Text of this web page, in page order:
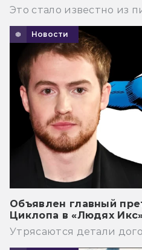
Это стало известно из
Новости
Объявлен главный
Циклопа в «Людях
Утрясаются детали